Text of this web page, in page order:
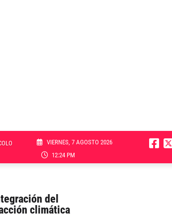
VIERNES, 7 AGOSTO 2026
12:24 PM
del
climática